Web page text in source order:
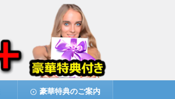
豪華特典のご案内